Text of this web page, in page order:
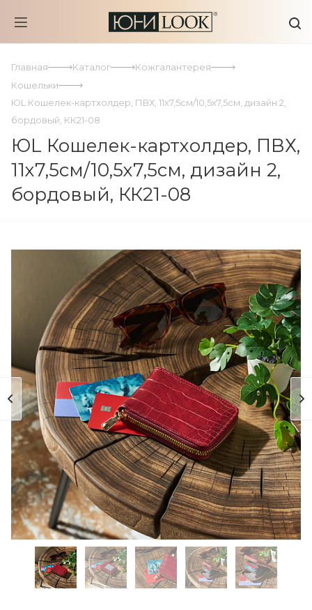
Главная Каталог
Кожгалантерея
Кошельки
ЮL Кошелек-картхолдер, ПВХ, 11х7,5см/10,5х7,5см, дизайн 2,
бордовый, КК21-08
ЮL Кошелек-картхолдер, ПВХ,
11х7,5см/10,5х7,5см, дизайн 2,
бордовый, КК21-08